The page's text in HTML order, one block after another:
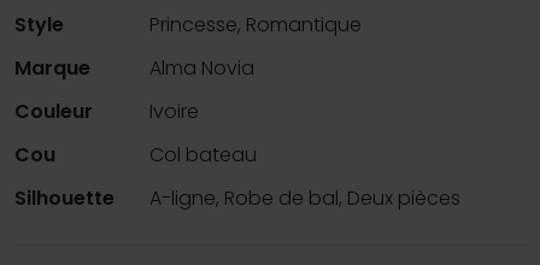
Style
Princesse, Romantique
Marque
Alma Novia
Couleur
Ivoire
Cou
Col bateau
Silhouette
A-ligne, Robe de bal, Deux pièces